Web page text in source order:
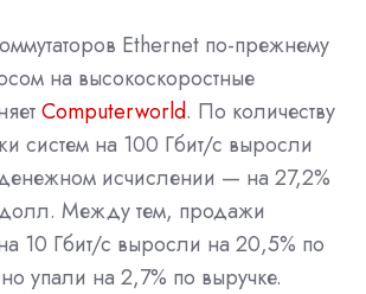
Ethernet по-прежнему
на высокоскоростные
Computerworld. По количеству
систем на 100 Гбит/с выросли
исчислении — на 27,2%
Между тем, продажи
10 Гбит/с выросли на 20,5% по
упали на 2,7% по выручке.